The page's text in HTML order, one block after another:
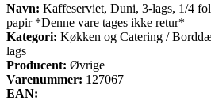
Navn: Kaffeserviet, Duni, 3-lags, 1/4
papir *Denne vare tages ikke retur*
Kategori: Køkken og Catering /
lags
Producent: Øvrige
Varenummer: 127067
EAN: